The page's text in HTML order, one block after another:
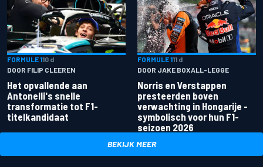
FORMULE 110 d
DOOR FILIP CLEEREN
Het opvallende aan
Antonelli's snelle
transformatie tot F1-
titelkandidaat
FORMULE 111 d
DOOR JAKE BOXALL-LEGGE
Norris en Verstappen
presteerden boven
verwachting in Hongarije -
symbolisch voor hun F1-
seizoen 2026
BEKIJK MEER